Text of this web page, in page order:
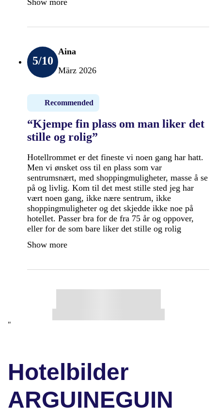
5/10
Aina
März 2026
Recommended
“Kjempe fin plass om man liker det
stille og rolig”
Hotellrommet er det fineste vi noen gang har hatt.
Men vi ønsket oss til en plass som var
sentrumsnært, med shoppingmuligheter, masse å se
på og livlig. Kom til det mest stille sted jeg har
vært noen gang, ikke nære sentrum, ikke
shoppingmuligheter og det skjedde ikke noe på
hotellet. Passer bra for de fra 75 år og oppover,
eller for de som bare liker det stille og rolig
Show more
"
Hotelbilder
ARGUINEGUIN